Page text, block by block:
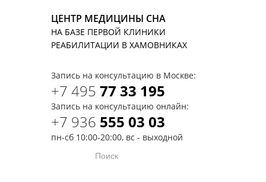
ЦЕНТР МЕДИЦИНЫ СНА
НА БАЗЕ ПЕРВОЙ КЛИНИКИ
РЕАБИЛИТАЦИИ В ХАМОВНИКАХ
Запись на консультацию в Москве:
+7 495 77 33 195
Запись на консультацию онлайн:
+7 936 555 03 03
пн-сб 10:00-20:00, вс - выходной